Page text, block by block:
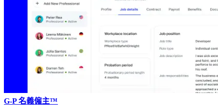
G-P 名義僱主™​​